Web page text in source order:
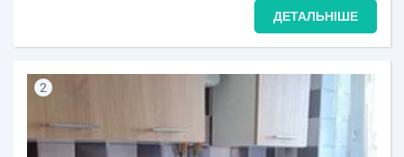
ДЕТАЛЬНІШЕ
2